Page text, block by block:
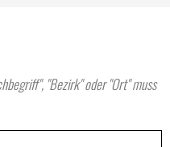
"Bezirk" oder "Ort" muss